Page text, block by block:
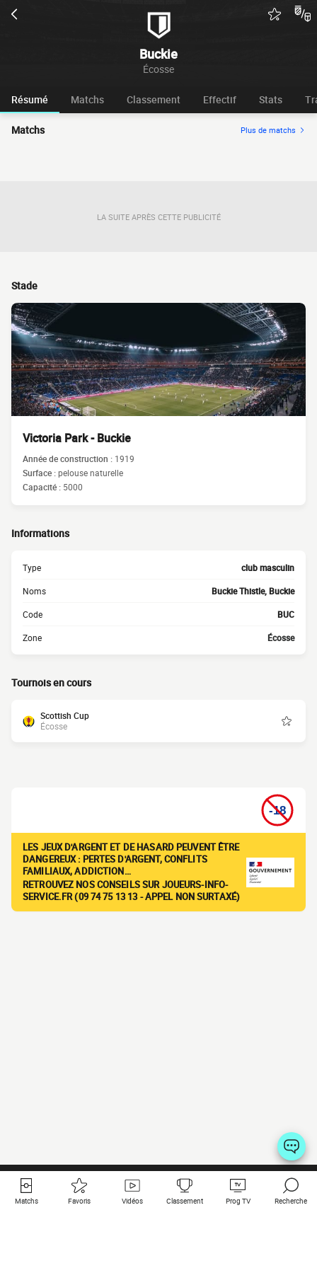
Buckie
Écosse
Résumé Matchs Classement Effectif Stats
Matchs Plus de matchs
LA SUITE APRÈS CETTE PUBLICITÉ
Stade
Victoria Park - Buckie
Année de construction : 1919
Surface :pelouse naturelle
Capacité : 5000
Informations
Type club masculin
Noms Buckie Thistle, Buckie
Code BUC
Zone Écosse
Tournois en cours
Scottish Cup
Écosse
LES JEUX D'ARGENT ET DE HASARD PEUVENT ÊTRE
DANGEREUX : PERTES D'ARGENT, CONFLITS
FAMILIAUX, ADDICTION…
RETROUVEZ NOS CONSEILS SUR JOUEURS-INFO-
SERVICE.FR (09 74 75 13 13 - APPEL NON SURTAXÉ)
Matchs Favoris Vidéos Classement Prog TV Recherche